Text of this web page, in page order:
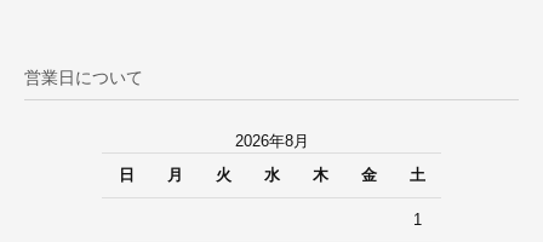
営業日について
2026年8月
日
月 火 水 木 金 土
1